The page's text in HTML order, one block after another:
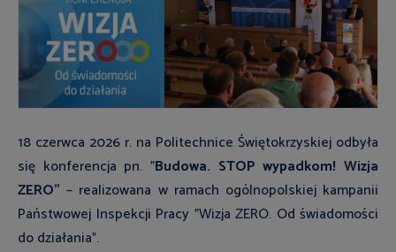
18 czerwca 2026 r. na Politechnice Świętokrzyskiej odbyła
się konferencja pn. "Budowa. STOP wypadkom! Wizja
ZERO" – realizowana w ramach ogólnopolskiej kampanii
Państwowej Inspekcji Pracy "Wizja ZERO. Od świadomości
do działania".